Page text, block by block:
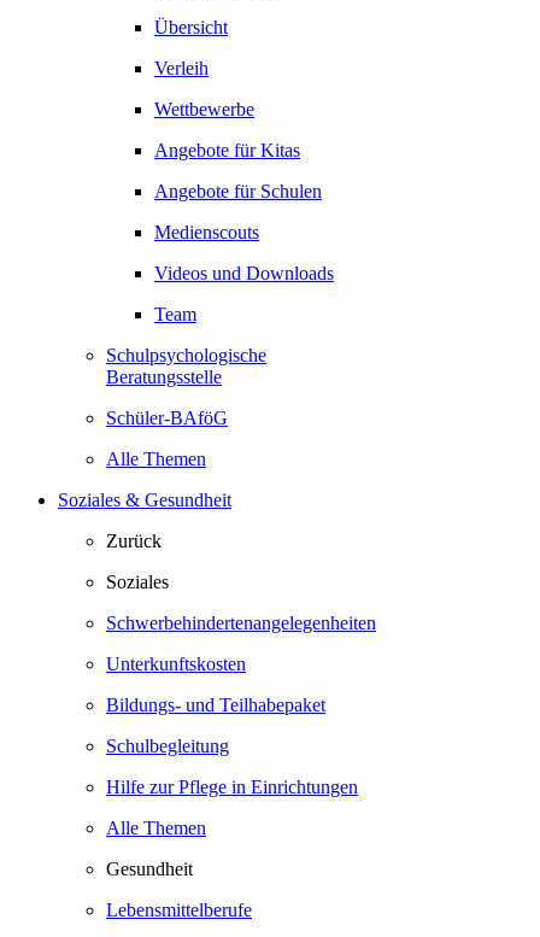
Übersicht
Verleih
Wettbewerbe
Angebote für Kitas
Angebote für Schulen
Medienscouts
Videos und Downloads
Team
Schulpsychologische
Beratungsstelle
Schüler-BAföG
Alle Themen
Soziales & Gesundheit
Zurück
Soziales
Schwerbehindertenangelegenheiten
Unterkunftskosten
Bildungs- und Teilhabepaket
Schulbegleitung
Hilfe zur Pflege in Einrichtungen
Alle Themen
Gesundheit
Lebensmittelberufe